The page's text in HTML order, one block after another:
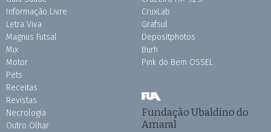
Informação Livre
Letra Viva
Magnus Futsal
Mix
Motor
Pets
Receitas
Revistas
Necrologia
Outro Olhar
CruxLab
Grafsul
Depositphotos
Burh
Pink do Bem OSSEL
Fundação Ubaldino do
Amaral